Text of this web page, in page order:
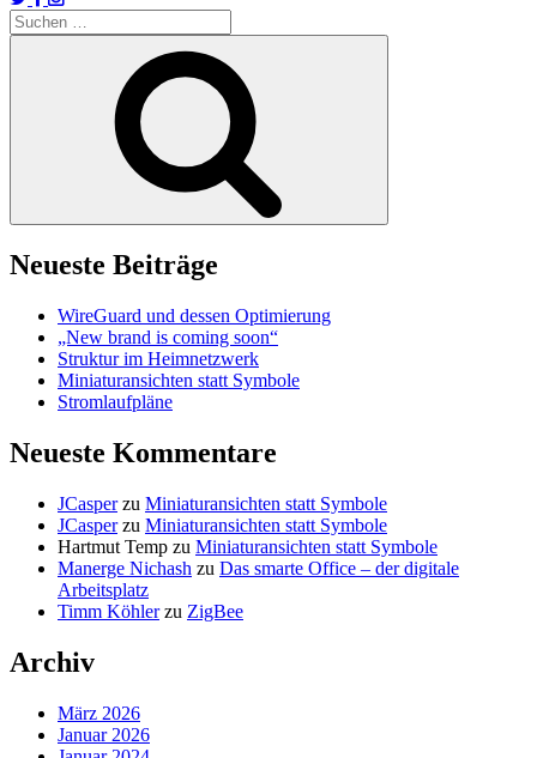
Suchen
nach:
Neueste Beiträge
WireGuard und dessen Optimierung
„New brand is coming soon“
Struktur im Heimnetzwerk
Miniaturansichten statt Symbole
Stromlaufpläne
Neueste Kommentare
JCasperzu Miniaturansichten statt Symbole
JCasperzu Miniaturansichten statt Symbole
Hartmut Temp zu Miniaturansichten statt Symbole
Manerge Nichash zu Das smarte Office – der digitale
Arbeitsplatz
Timm Köhlerzu ZigBee
Archiv
März 2026
Januar 2026